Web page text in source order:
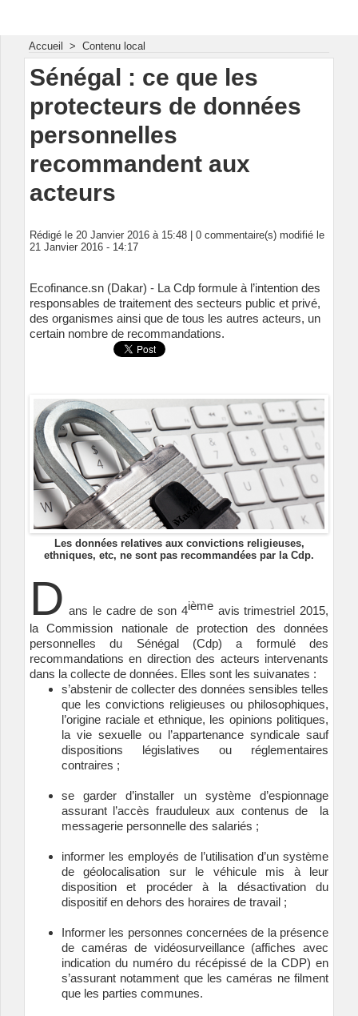
Accueil > Contenu local
Sénégal : ce que les
protecteurs de données
personnelles
recommandent aux
acteurs
Rédigé le 20 Janvier 2016 à 15:48 | 0 commentaire(s) modifié le
21 Janvier 2016 - 14:17
Ecofinance.sn (Dakar) - La Cdp formule à l’intention des
responsables de traitement des secteurs public et privé,
des organismes ainsi que de tous les autres acteurs, un
certain nombre de recommandations.
Les données relatives aux convictions religieuses,
ethniques, etc, ne sont pas recommandées par la Cdp.
D ans le cadre de son 4ièmeavis trimestriel 2015,
la Commission nationale de protection des données
personnelles du Sénégal (Cdp) a formulé des
recommandations en direction des acteurs intervenants
dans la collecte de données. Elles sont les suivanates :
s’abstenir de collecter des données sensibles telles
que les convictions religieuses ou philosophiques,
l’origine raciale et ethnique, les opinions politiques,
la vie sexuelle ou l’appartenance syndicale sauf
dispositions législatives ou réglementaires
contraires ;
se garder d’installer un système d’espionnage
assurant l’accès frauduleux aux contenus de la
messagerie personnelle des salariés ;
informer les employés de l’utilisation d’un système
de géolocalisation sur le véhicule mis à leur
disposition et procéder à la désactivation du
dispositif en dehors des horaires de travail ;
Informer les personnes concernées de la présence
de caméras de vidéosurveillance (affiches avec
indication du numéro du récépissé de la CDP) en
s’assurant notamment que les caméras ne filment
que les parties communes.